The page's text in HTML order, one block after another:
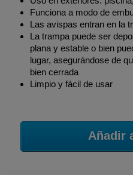
Funciona a modo de
Las avispas entran en la
La trampa puede ser
plana y estable o bien
lugar, asegurándose de
bien cerrada
Limpio y fácil de usar
Añadir